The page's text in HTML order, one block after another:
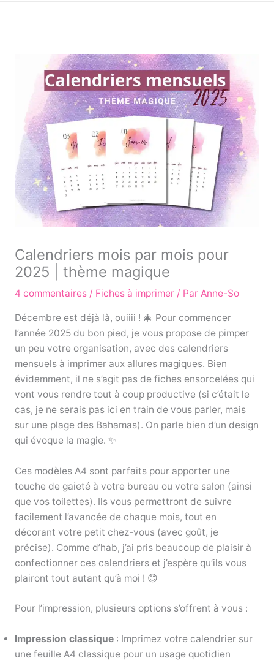
Calendriers mois par mois pour
2025 | thème magique
4 commentaires / Fiches à imprimer/ Par Anne-So
Décembre est déjà là, ouiiii ! 🎄 Pour commencer
l’année 2025 du bon pied, je vous propose de pimper
un peu votre organisation, avec des calendriers
mensuels à imprimer aux allures magiques. Bien
évidemment, il ne s’agit pas de fiches ensorcelées qui
vont vous rendre tout à coup productive (si c’était le
cas, je ne serais pas ici en train de vous parler, mais
sur une plage des Bahamas). On parle bien d’un design
qui évoque la magie. ✨
Ces modèles A4 sont parfaits pour apporter une
touche de gaieté à votre bureau ou votre salon (ainsi
que vos toilettes). Ils vous permettront de suivre
facilement l’avancée de chaque mois, tout en
décorant votre petit chez-vous (avec goût, je
précise). Comme d’hab, j’ai pris beaucoup de plaisir à
confectionner ces calendriers et j’espère qu’ils vous
plairont tout autant qu’à moi ! 😊
Pour l’impression, plusieurs options s’offrent à vous :
Impression classique: Imprimez votre calendrier sur
une feuille A4 classique pour un usage quotidien